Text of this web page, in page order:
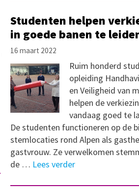
Studenten helpen
in goede banen te
16 maart 2022
Ruim honderd
opleiding
en Veiligheid van
helpen de
vandaag goed te
De studenten functioneren op de
stemlocaties rond Alpen als
gastvrouw. Ze verwelkomen
de … Lees verder